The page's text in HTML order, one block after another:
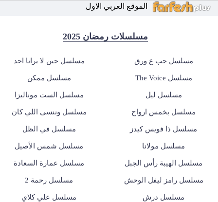
الموقع العربي الاول
مسلسلات رمضان 2025
مسلسل حب ع ورق مسلسل حين لا يرانا احد
مسلسل The Voice مسلسل ممكن
مسلسل ليل مسلسل الست موناليزا
مسلسل بخمس ارواح مسلسل وننسى اللي كان
مسلسل ذا فويس كيدز مسلسل في الظل
مسلسل مولانا مسلسل شمس الأصيل
مسلسل الهيبة رأس الجبل مسلسل عمارة السعادة
مسلسل رامز ليفل الوحش مسلسل رحمة 2
مسلسل درش مسلسل علي كلاي